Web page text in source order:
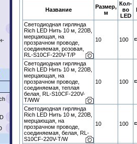
Название
Размер,
м
Кол-
во
LED
Светодиодная гирлянда
Rich LED Нить 10 м, 220В,
мерцающая, на
прозрачном проводе,
соединяемая, розовая,
RL-S10CF-220V-T/P
10 100
Светодиодная гирлянда
Rich LED Нить 10 м, 220В,
мерцающая, на
прозрачном проводе,
соединяемая, теплая
белая, RL-S10CF-220V-
T/WW
10 100
Светодиодная гирлянда
Rich LED Нить 10 м, 220В,
мерцающая, на
прозрачном проводе,
соединяемая, белая, RL-
S10CF-220V-T/W
10 100